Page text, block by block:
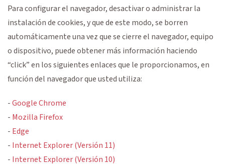
Para configurar el navegador, desactivar o administrar la
instalación de cookies, y que de este modo, se borren
automáticamente una vez que se cierre el navegador, equipo
o dispositivo, puede obtener más información haciendo
“click” en los siguientes enlaces que le proporcionamos, en
función del navegador que usted utiliza:
-Google Chrome
- Mozilla Firefox
- Edge
- Internet Explorer (Versión 11)
- Internet Explorer (Versión 10)